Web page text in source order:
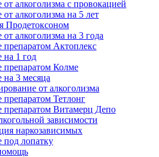
алкоголизма с провокацией
алкоголизма на 5 лет
Продетоксоном
алкоголизма на 3 года
препаратом Актоплекс
на 1 год
препаратом Колме
на 3 месяца
от алкоголизма
препаратом Тетлонг
препаратом Витамерц Депо
зависимости
наркозависимых
под лопатку